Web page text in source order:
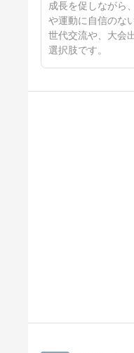
成長を促しながら
や運動に自信のな
世代交流や、大会
選択肢です。